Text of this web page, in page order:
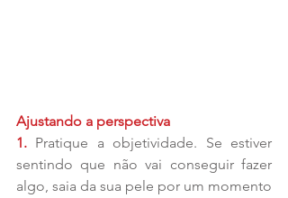
Ajustando a perspectiva
1. Pratique a objetividade. Se estiver
sentindo que não vai conseguir fazer
algo, saia da sua pele por um momento